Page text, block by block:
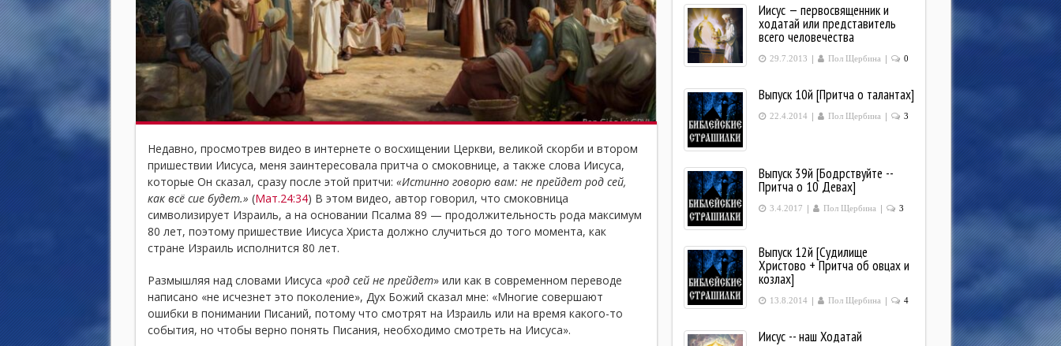
Недавно, просмотрев видео в интернете о восхищении Церкви, великой скорби и втором
пришествии Иисуса, меня заинтересовала притча о смоковнице, а также слова Иисуса,
которые Он сказал, сразу после этой притчи: «Истинно говорю вам: не прейдет род сей,
как всё сие будет.» (Мат.24:34) В этом видео, автор говорил, что смоковница
символизирует Израиль, а на основании Псалма 89 — продолжительность рода максимум
80 лет, поэтому пришествие Иисуса Христа должно случиться до того момента, как
стране Израиль исполнится 80 лет.
Размышляя над словами Иисуса «род сей не прейдет» или как в современном переводе
написано «не исчезнет это поколение», Дух Божий сказал мне: «Многие совершают
ошибки в понимании Писаний, потому что смотрят на Израиль или на время какого-то
события, но чтобы верно понять Писания, необходимо смотреть на Иисуса».
Иисус — первосвященник и
ходатай или представитель
всего человечества
29.7.2013 | Пол Щербина | 0
Выпуск 10й [Притча о талантах]
22.4.2014 | Пол Щербина | 3
Выпуск 39й [Бодрствуйте --
Притча о 10 Девах]
3.4.2017 | Пол Щербина | 3
Выпуск 12й [Судилище
Христово + Притча об овцах и
козлах]
13.8.2014 | Пол Щербина | 4
Иисус -- наш Ходатай